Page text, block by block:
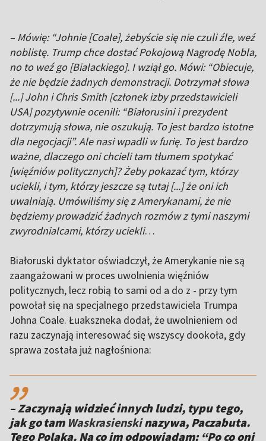
– Mówię: “Johnie [Coale], żebyście się nie czuli źle, weź
noblistę. Trump chce dostać Pokojową Nagrodę Nobla,
no to weź go [Bialackiego]. I wziął go. Mówi: “Obiecuje,
że nie będzie żadnych demonstracji. Dotrzymał słowa
[...] John i Chris Smith [członek izby przedstawicieli
USA] pozytywnie ocenili: “Białorusini i prezydent
dotrzymują słowa, nie oszukują. To jest bardzo istotne
dla negocjacji”. Ale nasi wpadli w furię. To jest bardzo
ważne, dlaczego oni chcieli tam tłumem spotykać
[więźniów politycznych]? Żeby pokazać tym, którzy
uciekli, i tym, którzy jeszcze są tutaj [...] że oni ich
uwalniają. Umówiliśmy się z Amerykanami, że nie
będziemy prowadzić żadnych rozmów z tymi naszymi
zwyrodnialcami, którzy uciekli…
Białoruski dyktator oświadczył, że Amerykanie nie są
zaangażowani w proces uwolnienia więźniów
politycznych, lecz robią to sami od a do z - przy tym
powołał się na specjalnego przedstawiciela Trumpa
Johna Coale. Łuakszneka dodał, że uwolnieniem od
razu zaczynają interesować się wszyscy dookoła, gdy
sprawa została już nagłośniona:
,,
– Zaczynają widzieć innych ludzi, typu tego,
jak go tam Waskrasienskinazywa, Paczabuta.
Tego Polaka. Na co im odpowiadam: “Po co oni